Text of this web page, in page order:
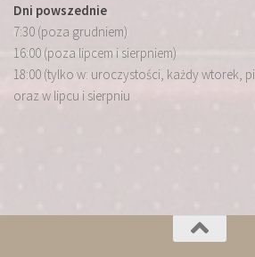
Dni powszednie
7:30 (poza grudniem)
16:00 (poza lipcem i sierpniem)
18:00 (tylko w: uroczystości, każdy wtorek,
oraz w lipcu i sierpniu